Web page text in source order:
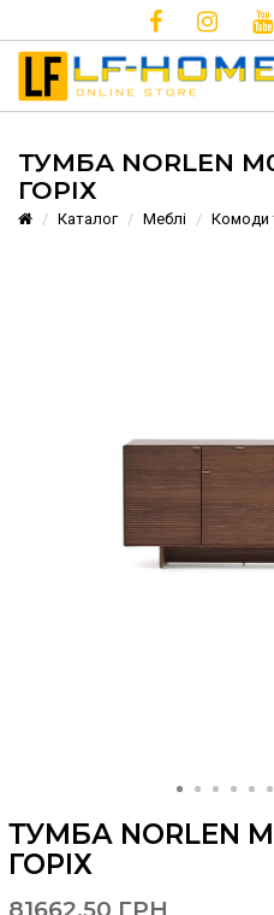
ТУМБА NORLEN
ГОРІХ
Каталог Меблі Комоди
ТУМБА NORLEN
ГОРІХ